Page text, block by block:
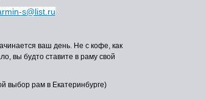
s@list.ru
ваш день. Не с кофе, как
вы будто ставите в раму свой
выбор рам в Екатеринбурге)